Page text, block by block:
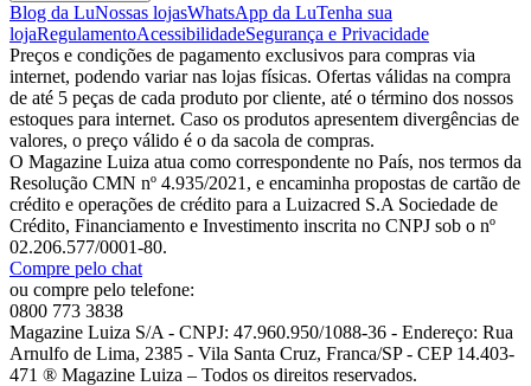
Blog da LuNossas lojasWhatsApp da LuTenha sua
lojaRegulamentoAcessibilidadeSegurança e Privacidade
Preços e condições de pagamento exclusivos para compras via
internet, podendo variar nas lojas físicas. Ofertas válidas na compra
de até 5 peças de cada produto por cliente, até o término dos nossos
estoques para internet. Caso os produtos apresentem divergências de
valores, o preço válido é o da sacola de compras.
O Magazine Luiza atua como correspondente no País, nos termos da
Resolução CMN nº 4.935/2021, e encaminha propostas de cartão de
crédito e operações de crédito para a Luizacred S.A Sociedade de
Crédito, Financiamento e Investimento inscrita no CNPJ sob o nº
02.206.577/0001-80.
Compre pelo chat
ou compre pelo telefone:
0800 773 3838
Magazine Luiza S/A - CNPJ: 47.960.950/1088-36 - Endereço: Rua
Arnulfo de Lima, 2385 - Vila Santa Cruz, Franca/SP - CEP 14.403-
471 ® Magazine Luiza – Todos os direitos reservados.